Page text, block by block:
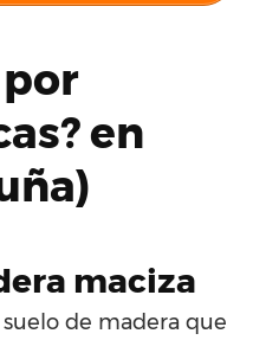
en
maciza
de madera que